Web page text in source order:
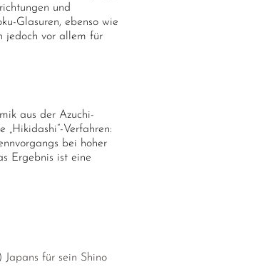
und
Glasuren, ebenso wie
jedoch vor allem für
aus der Azuchi-
Verfahren:
bei hoher
Ergebnis ist eine
für sein Shino